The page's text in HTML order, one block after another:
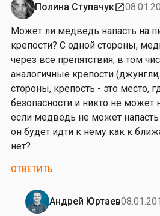
Полина Ступачукopen_in_new
Может ли медведь напасть на
крепости? С одной стороны,
через все препятствия, в том
аналогичные крепости
стороны, крепость - это место,
безопасности и никто не может
если медведь не может напасть
он будет идти к нему как к
нет?
ОТВЕТИТЬ
Андрей Юртаев
Ответ